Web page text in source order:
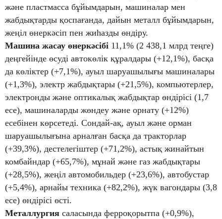
және пластмасса бұйымдарын, машиналар мен
жабдықтарды қоспағанда, дайын металл бұйымдарын,
жеңіл өнеркәсіп пен жиһазды өндіру.
Машина жасау өнеркәсібі 11,1% (2 438,1 млрд теңге)
деңгейінде өсуді автокөлік құралдары (+12,1%), басқа
да көліктер (+7,1%), ауыл шаруашылығы машиналары
(+1,3%), электр жабдықтары (+21,5%), компьютерлер,
электронды және оптикалық жабдықтар өндірісі (1,7
есе), машиналарды жөндеу және орнату (+12%)
есебінен көрсетеді. Сондай-ақ, ауыл және орман
шаруашылығына арналған басқа да тракторлар
(+39,3%), дестелегіштер (+71,2%), астық жинайтын
комбайндар (+65,7%), мұнай және газ жабдықтары
(+28,5%), жеңіл автомобильдер (+23,6%), автобустар
(+5,4%), арнайы техника (+82,2%), жүк вагондары (3,8
есе) өндірісі өсті.
Металлургия саласында ферроқорытпа (+0,9%),